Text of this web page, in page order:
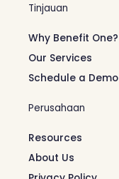
Tinjauan
Why Benefit One?
Our Services
Schedule a Demo
Perusahaan
Resources
About Us